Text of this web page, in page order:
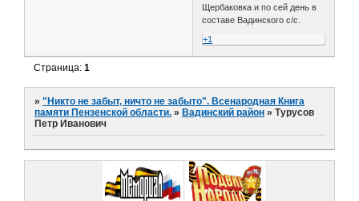
Щербаковка и по сей день в
составе Вадинского с/с.
+1
Страница:1
»"Никто не забыт, ничто не забыто". Всенародная Книга
памяти Пензенской области. »Вадинский район »Турусов
Петр Иванович